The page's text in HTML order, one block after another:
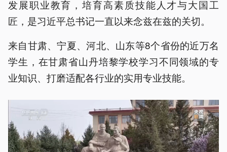
发展职业教育，培育高素质技能人才与大国工
匠，是习近平总书记一直以来念兹在兹的关切。
来自甘肃、宁夏、河北、山东等8个省份的近万名
学生，在甘肃省山丹培黎学校学习不同领域的专
业知识、打磨适配各行业的实用专业技能。